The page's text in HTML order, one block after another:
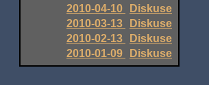
2010-04-10
Diskuse
2010-03-13
Diskuse
2010-02-13
Diskuse
2010-01-09
Diskuse